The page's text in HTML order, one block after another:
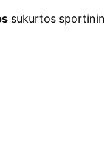
sukurtos